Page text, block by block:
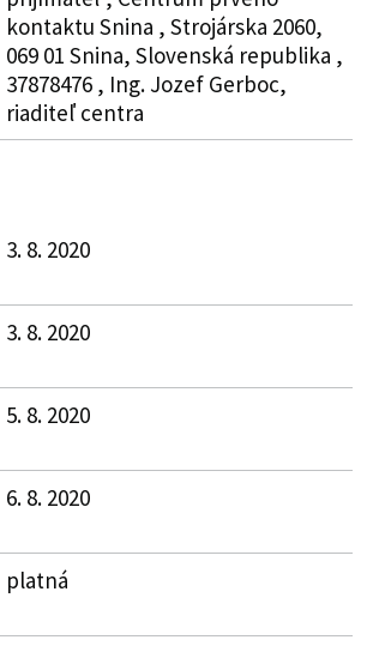
kontaktu Snina , Strojárska 2060,
069 01 Snina, Slovenská republika ,
37878476 , Ing. Jozef Gerboc,
riaditeľ centra
3. 8. 2020
3. 8. 2020
5. 8. 2020
6. 8. 2020
platná